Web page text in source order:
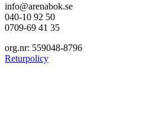
info@arenabok.se
040-10 92 50
0709-69 41 35
org.nr: 559048-8796
Returpolicy